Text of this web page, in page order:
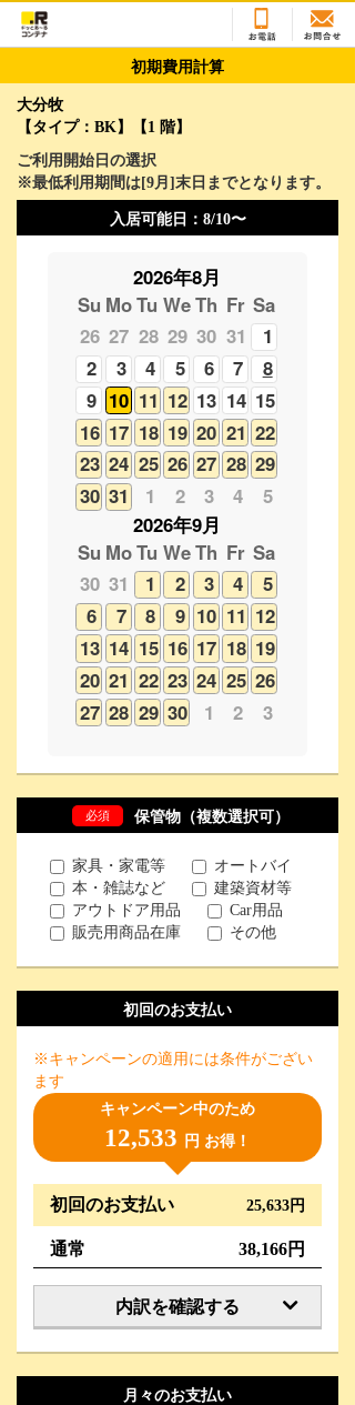
初期費用計算
大分牧
【タイプ：BK】【1 階】
ご利用開始日の選択
※最低利用期間は[9月]末日までとなります。
入居可能日： 8/10〜
2026年8月
29 30 31
2 3 4 5 6 7
9 10 11 12 13 14 15
16 17 18 19 20 21 22
23 24 25 26 27 28 29
30 31 1 2 3 4
5
2026年9月
SuMo Tu WeTh Fr Sa
30 31 1 2 3 4
5
6
7 8 10 11
12
16 17 18 19
20 21 22 23 24 25 26
27 28 29 30 1 2 3
必須 保管物（複数選択可）
家具・家電等
オートバイ
本・雑誌など
建築資材等
アウトドア用品
Car用品
販売用商品在庫
その他
初回のお支払い
※キャンペーンの適用には条件がござい
ます
キャンペーン中のため
12,533 円 お得！
初回のお支払い 25,633円
通常 38,166円
内訳を確認する
月々のお支払い